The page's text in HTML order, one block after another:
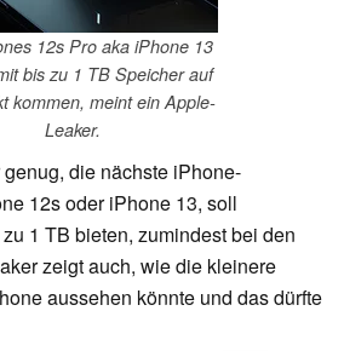
12s Pro aka iPhone 13
bis zu 1 TB Speicher auf
kommen, meint ein Apple-
Leaker.
die nächste iPhone-
12s oder iPhone 13, soll
1 TB bieten, zumindest bei den
zeigt auch, wie die kleinere
aussehen könnte und das dürfte